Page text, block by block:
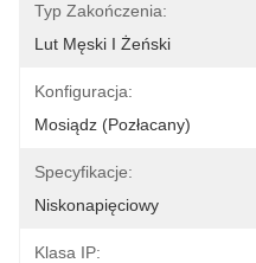
Typ Zakończenia:
Lut Męski I Żeński
Konfiguracja:
Mosiądz (pozłacany)
Specyfikacje:
Niskonapięciowy
Klasa IP: